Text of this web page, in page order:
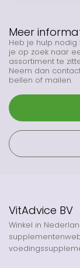
Meer
Heb je hulp
je op zoek naar
assortiment te
Neem dan
bellen of mailen.
VitAdvice BV
Winkel in